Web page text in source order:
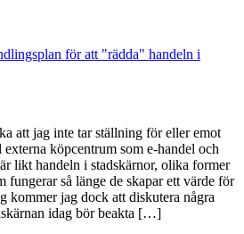
för att "rädda" handeln i
att jag inte tar ställning för eller emot
köpcentrum som e-handel och
likt handeln i stadskärnor, olika former
fungerar så länge de skapar ett värde för
kommer jag dock att diskutera några
idag bör beakta […]